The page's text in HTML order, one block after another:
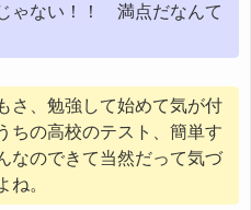
ゃない！！ 満点だなんて
さ、勉強して始めて気が付
ちの高校のテスト、簡単す
のできて当然だって気づ
ね。